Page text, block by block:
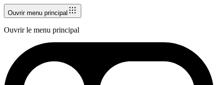
Ouvrir menu principal
Ouvrir le menu principal